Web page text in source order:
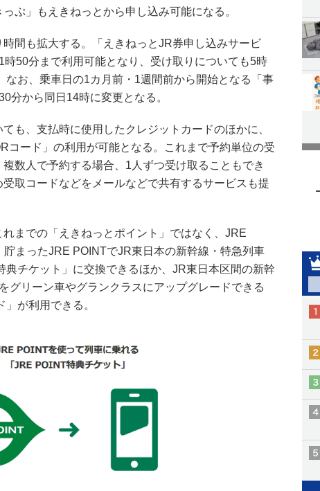
ぷ」もえきねっとから申し込み可能になる。
間も拡大する。「えきねっとJR券申し込みサービ
時50分まで利用可能となり、受け取りについても5時
なお、乗車日の1カ月前・1週間前から開始となる「事
分から同日14時に変更となる。
も、支払時に使用したクレジットカードのほかに、
コード」の利用が可能となる。これまで予約単位の受
数人で予約する場合、1人ずつ受け取ることもでき
取コードなどをメールなどで共有するサービスも提
までの「えきねっとポイント」ではなく、JRE
まったJRE POINTでJR東日本の新幹線・特急列車
典チケット」に交換できるほか、JR東日本区間の新幹
グリーン車やグランクラスにアップグレードできる
」が利用できる。